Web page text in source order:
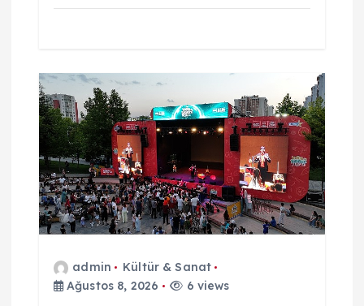
admin
Kültür & Sanat
Ağustos 8, 2026
6 views